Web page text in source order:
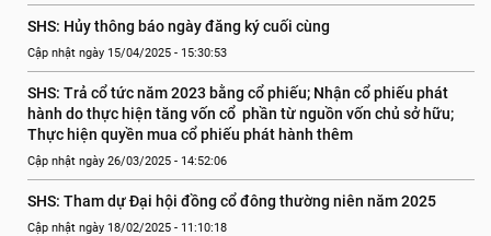
SHS: Hủy thông báo ngày đăng ký cuối cùng
Cập nhật ngày 15/04/2025 - 15:30:53
SHS: Trả cổ tức năm 2023 bằng cổ phiếu; Nhận cổ phiếu phát
hành do thực hiện tăng vốn cổ  phần từ nguồn vốn chủ sở hữu;
Thực hiện quyền mua cổ phiếu phát hành thêm
Cập nhật ngày 26/03/2025 - 14:52:06
SHS: Tham dự Đại hội đồng cổ đông thường niên năm 2025
Cập nhật ngày 18/02/2025 - 11:10:18